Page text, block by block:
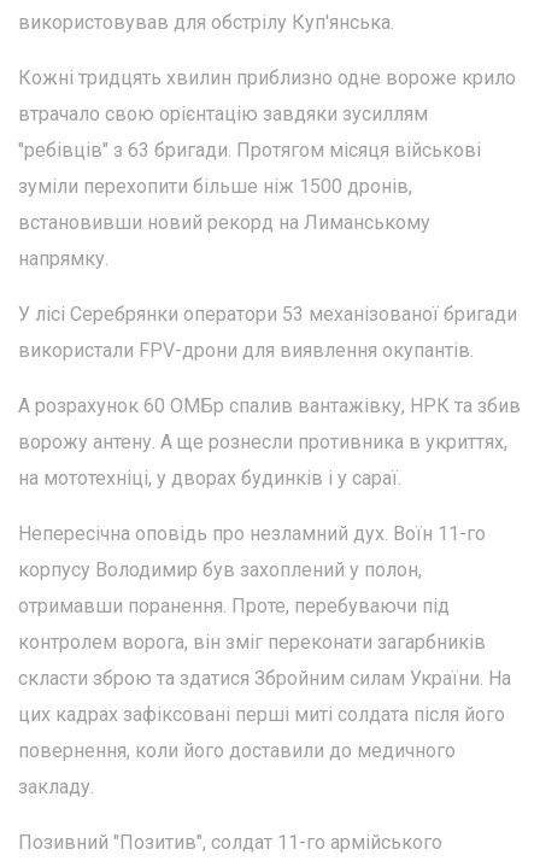
використовував для обстрілу Куп'янська.
Кожні тридцять хвилин приблизно одне ворожe крило
втрачало свою орієнтацію завдяки зусиллям
"ребівців" з 63 бригади. Протягом місяця військові
зуміли перехопити більше ніж 1500 дронів,
встановивши новий рекорд на Лиманському
напрямку.
У лісі Серебрянки оператори 53 механізованої бригади
використали FPV-дрони для виявлення окупантів.
А розрахунок 60 ОМБр спалив вантажівку, НРК та збив
ворожу антену. А ще рознесли противника в укриттях,
на мототехніці, у дворах будинків і у сараї.
Непересічна оповідь про незламний дух. Воїн 11-го
корпусу Володимир був захоплений у полон,
отримавши поранення. Проте, перебуваючи під
контролем ворога, він зміг переконати загарбників
скласти зброю та здатися Збройним силам України. На
цих кадрах зафіксовані перші миті солдата після його
повернення, коли його доставили до медичного
закладу.
Позивний "Позитив", солдат 11-го армійського